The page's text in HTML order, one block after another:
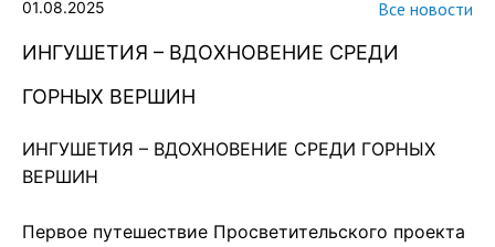
01.08.2025 Все новости
ИНГУШЕТИЯ – ВДОХНОВЕНИЕ СРЕДИ
ГОРНЫХ ВЕРШИН
ИНГУШЕТИЯ – ВДОХНОВЕНИЕ СРЕДИ ГОРНЫХ
ВЕРШИН
Первое путешествие Просветительского проекта